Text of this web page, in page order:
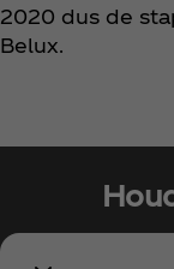
2020 dus de
Belux.
Meld je nu aan